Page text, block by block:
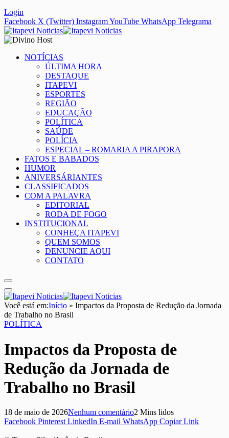
Login
Facebook X (Twitter) InstagramYouTube WhatsApp Telegrama
NOTÍCIAS
ÚLTIMA HORA
DESTAQUE
ITAPEVI
ESPORTES
REGIÃO
EDUCAÇÃO
POLÍTICA
SAÚDE
POLÍCIA
ESPECIAL – ROMARIA A PIRAPORA
FATOS E BABADOS
HUMOR
ANIVERSÁRIANTES
CLASSIFICADOS
COM A PALAVRA
EDITORIAL
RODA DE FOGO
INSTITUCIONAL
CONHEÇA ITAPEVI
QUEM SOMOS
DENUNCIE AQUI
CONTATO
Você está em:Início » Impactos da Proposta de Redução da Jornada
de Trabalho no Brasil
POLÍTICA
Impactos da Proposta de
Redução da Jornada de
Trabalho no Brasil
18 de maio de 2026Nenhum comentário2 Mins lidos
Facebook Pinterest LinkedIn E-mail WhatsApp Copiar Link